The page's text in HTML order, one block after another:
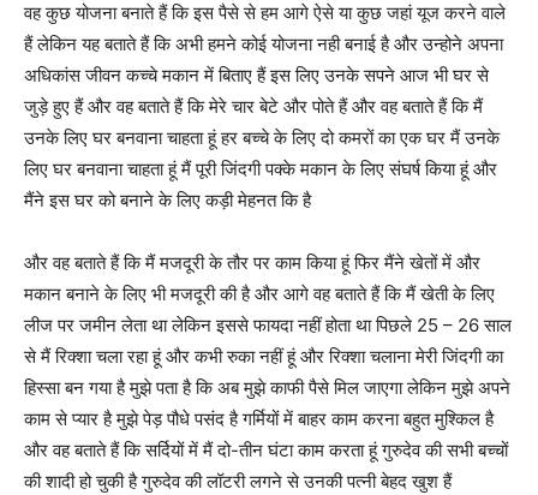
वह कुछ योजना बनाते हैं कि इस पैसे से हम आगे ऐसे या कुछ जहां यूज करने वाले
हैं लेकिन यह बताते हैं कि अभी हमने कोई योजना नही बनाई है और उन्होने अपना
अधिकांस जीवन कच्चे मकान में बिताए हैं इस लिए उनके सपने आज भी घर से
जुड़े हुए हैं और वह बताते हैं कि मेरे चार बेटे और पोते हैं और वह बताते हैं कि मैं
उनके लिए घर बनवाना चाहता हूं हर बच्चे के लिए दो कमरों का एक घर मैं उनके
लिए घर बनवाना चाहता हूं मैं पूरी जिंदगी पक्के मकान के लिए संघर्ष किया हूं और
मैंने इस घर को बनाने के लिए कड़ी मेहनत कि है
और वह बताते हैं कि मैं मजदूरी के तौर पर काम किया हूं फिर मैंने खेतों में और
मकान बनाने के लिए भी मजदूरी की है और आगे वह बताते हैं कि मैं खेती के लिए
लीज पर जमीन लेता था लेकिन इससे फायदा नहीं होता था पिछले 25 – 26 साल
से मैं रिक्शा चला रहा हूं और कभी रुका नहीं हूं और रिक्शा चलाना मेरी जिंदगी का
हिस्सा बन गया है मुझे पता है कि अब मुझे काफी पैसे मिल जाएगा लेकिन मुझे अपने
काम से प्यार है मुझे पेड़ पौधे पसंद है गर्मियों में बाहर काम करना बहुत मुश्किल है
और वह बताते हैं कि सर्दियों में मैं दो-तीन घंटा काम करता हूं गुरुदेव की सभी बच्चों
की शादी हो चुकी है गुरुदेव की लॉटरी लगने से उनकी पत्नी बेहद खुश हैं